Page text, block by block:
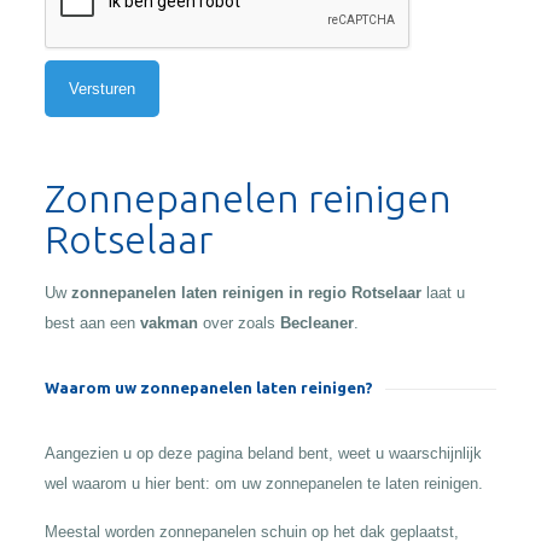
Zonnepanelen reinigen
Rotselaar
Uw zonnepanelen laten reinigen in regio Rotselaar laat u
best aan een vakman over zoals Becleaner.
Waarom uw zonnepanelen laten reinigen?
Aangezien u op deze pagina beland bent, weet u waarschijnlijk
wel waarom u hier bent: om uw zonnepanelen te laten reinigen.
Meestal worden zonnepanelen schuin op het dak geplaatst,